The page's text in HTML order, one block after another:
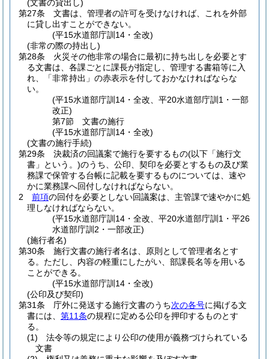
(文書の貸出し)
第27条
文書は、管理者の許可を受けなければ、これを外部
に貸し出すことができない。
(平15水道部庁訓14・全改)
(非常の際の持出し)
第28条
火災その他非常の場合に最初に持ち出しを必要とす
る文書は、各課ごとに課長が指定し、管理する書箱等に入
れ、「非常持出」の赤表示を付しておかなければならな
い。
(平15水道部庁訓14・全改、平20水道部庁訓1・一部
改正)
第7節
文書の施行
(平15水道部庁訓14・全改)
(文書の施行手続)
第29条
決裁済の回議案で施行を要するもの(以下「施行文
書」という。)のうち、公印、契印を必要とするもの及び業
務課で保管する台帳に記載を要するものについては、速や
かに業務課へ回付しなければならない。
2
前項の回付を必要としない回議案は、主管課で速やかに処
理しなければならない。
(平15水道部庁訓14・全改、平20水道部庁訓1・平26
水道部庁訓2・一部改正)
(施行者名)
第30条
施行文書の施行者名は、原則として管理者名とす
る。 ただし、内容の軽重にしたがい、部課長名等を用いる
ことができる。
(平15水道部庁訓14・全改)
(公印及び契印)
第31条
庁外に発送する施行文書のうち次の各号に掲げる文
書には、 第11条の規程に定める公印を押印するものとす
る。
(1)
法令等の規定により公印の使用が義務づけられている
文書